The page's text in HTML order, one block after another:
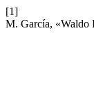
[1]
M. García, «Waldo